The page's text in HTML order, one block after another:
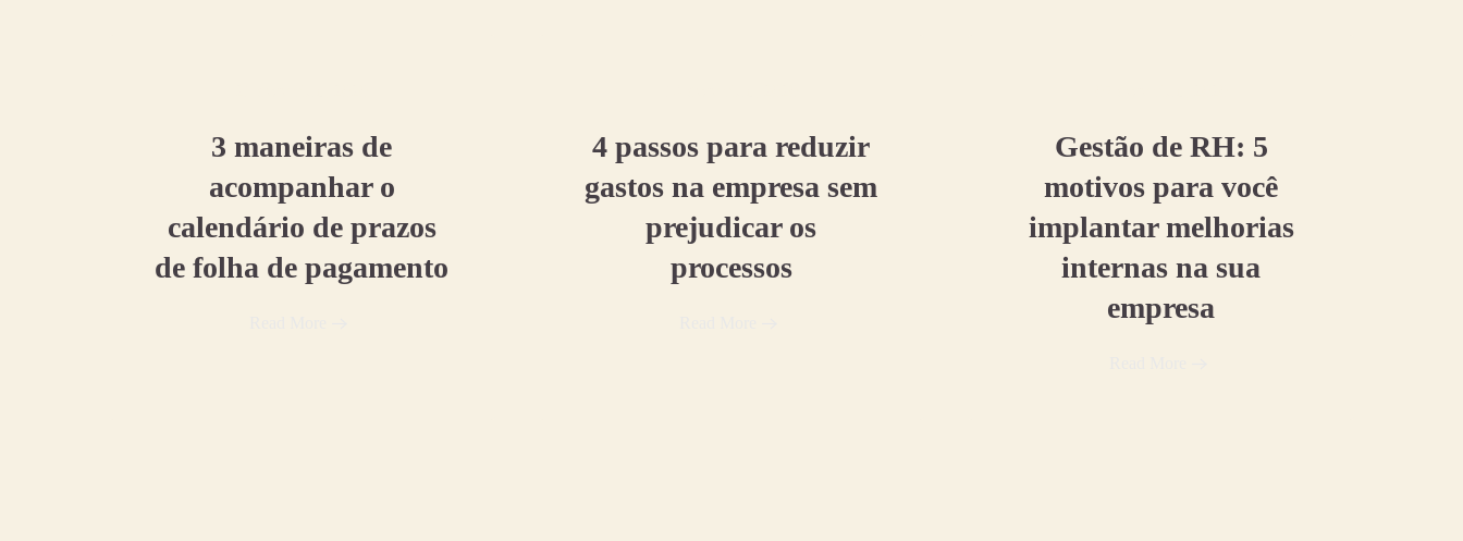
3 maneiras de
acompanhar o
calendário de prazos
de folha de pagamento
4 passos para reduzir
gastos na empresa sem
prejudicar os
processos
Gestão de RH: 5
motivos para você
implantar melhorias
internas na sua
empresa